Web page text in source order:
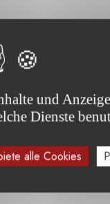
Projekte :
und
Dienste
alle Cookies